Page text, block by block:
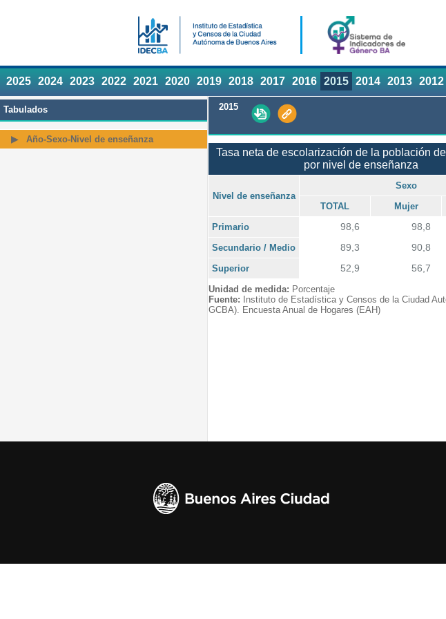
2025 2024 2023 2022 2021 2020 2019 2018 2017 2016 2015 2014 2013 2012
Tabulados
Año-Sexo-Nivel de enseñanza
2015
Tasa neta de escolarización de la población
por nivel de enseñanza
Nivel de enseñanza
Sexo
TOTAL
Mujer
Primario
98,6 98,8
Secundario / Medio 89,3 90,8
Superior 52,9 56,7
Unidad de medida: Porcentaje
Fuente: Instituto de Estadística y Censos de la Ciudad
GCBA). Encuesta Anual de Hogares (EAH)